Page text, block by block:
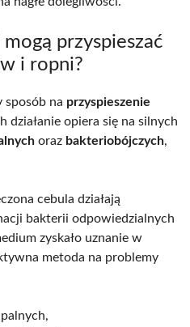
mogą przyspieszać
i ropni?
sposób na przyspieszenie
działanie opiera się na silnych
oraz bakteriobójczych,
cebula działają
bakterii odpowiedzialnych
zyskało uznanie w
metoda na problemy